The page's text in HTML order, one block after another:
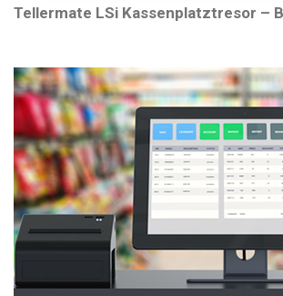
Tellermate LSi Kassenplatztresor –